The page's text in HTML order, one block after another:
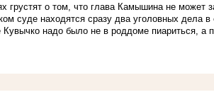
грустят о том, что глава Камышина не может
суде находятся сразу два уголовных дела
надо было не в роддоме пиариться, а